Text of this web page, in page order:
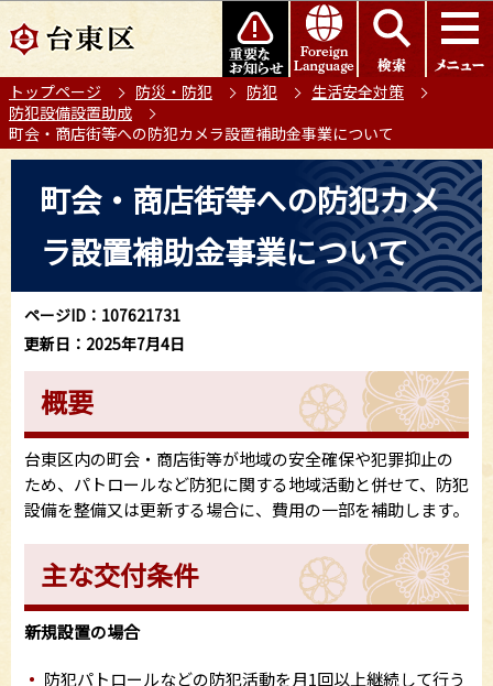
の
ー
ジ
の
このページの本文へ移動
トップページ 防災・防犯 防犯
生活安全対策
防犯設備設置助成
町会・商店街等への防犯カメラ設置補助金事業について
ら
町会・商店街等への防犯カメ
ラ設置補助金事業について
ページID：107621731
更新日：2025年7月4日
概要
台東区内の町会・商店街等が地域の安全確保や犯罪抑止の
ため、パトロールなど防犯に関する地域活動と併せて、防犯
設備を整備又は更新する場合に、費用の一部を補助します。
主な交付条件
新規設置の場合
防犯パトロールなどの防犯活動を月1回以上継続して行う